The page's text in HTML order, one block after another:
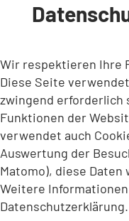
INHALT ANSPRINGEN
Wir respektieren Ihre
Diese Seite
zwingend erforderlich
Funktionen der
verwendet auch
Auswertung der
Matomo), diese
Weitere
Datenschutzerklärung.